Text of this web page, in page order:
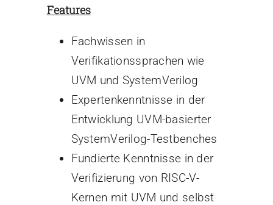
Features
Fachwissen in
Verifikationssprachen wie
UVM und SystemVerilog
Expertenkenntnisse in der
Entwicklung UVM-basierter
SystemVerilog-Testbenches
Fundierte Kenntnisse in der
Verifizierung von RISC-V-
Kernen mit UVM und selbst